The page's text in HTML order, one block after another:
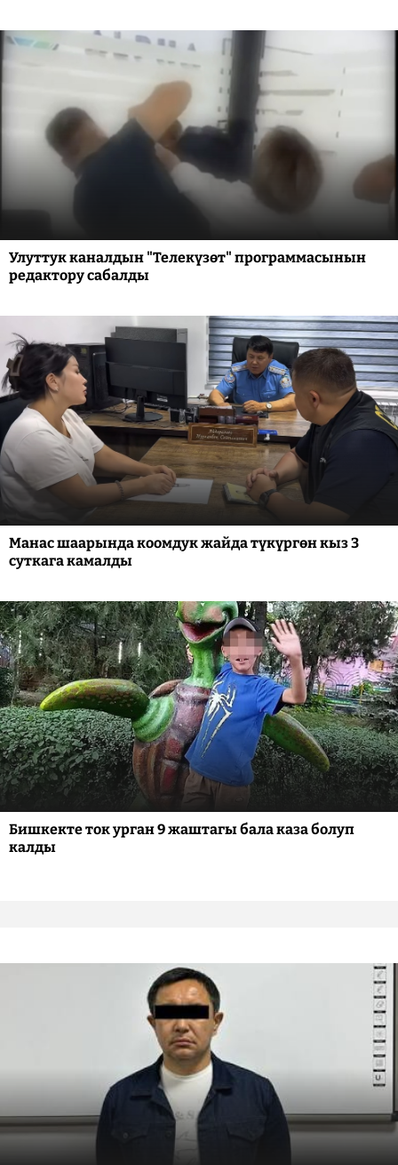
Улуттук каналдын "Телекүзөт" программасынын
редактору сабалды
Манас шаарында коомдук жайда түкүргөн кыз 3
суткага камалды
Бишкекте ток урган 9 жаштагы бала каза болуп
калды